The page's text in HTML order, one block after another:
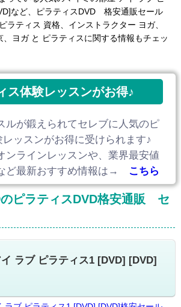
など、ピラティスDVD 格安通販セール
ティス 資格、インストラクター ヨガ、
、ヨガ と ピラティスに関する情報もチェッ
ス体験レッスンがお得♪
ルが鍛えられてセレブに人気のピ
レッスンがお得に受けられます♪
ンラインレッスンや、業界最安値
ど最新おすすめ情報は→
こちら
ピラティスDVD格安通販 セ
ラブ ピラティス1 [DVD] [DVD]